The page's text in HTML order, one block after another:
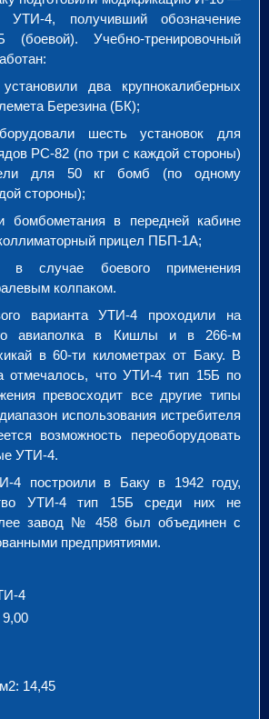
УТИ-4, получивший обозначение
Учебно-тренировочный
два крупнокалиберных
Березина (БК);
шесть установок для
РС-82 (по три с каждой стороны)
для 50 кг бомб (по одному
стороны);
бомбометания в передней кабине
прицел ПБП-1А;
в случае боевого применения
колпаком.
варианта УТИ-4 проходили на
го авиаполка в Кишлы и в 266-м
в 60-ти километрах от Баку. В
отмечалось, что УТИ-4 тип 15Б по
превосходит все другие типы
использования истребителя
возможность переоборудовать
УТИ-4.
4 построили в Баку в 1942 году,
УТИ-4 тип 15Б среди них не
завод № 458 был объединен с
предприятиями.
4
14,45